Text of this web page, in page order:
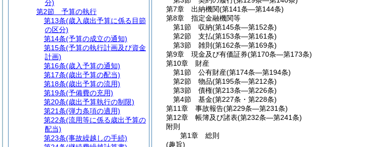
第7章
出納機関(第141条―第144条)
第8章
指定金融機関等
第1節
収納(第145条―第152条)
第2節
支払(第153条―第161条)
第3節
雑則 (第162条―第169条)
第9章
現金及び有価証券(第170条―第173条)
第10章
財産
第1節
公有財産(第174条―第194条)
第2節
物品(第195条―第212条)
第3節
債権(第213条―第226条)
第4節
基金(第227条・第228条)
第11章
事故報告(第229条―第231条)
第12章
帳簿及び諸表(第232条―第241条)
附則
第1章
総則
(趣旨)
分)
第2節
予算の執行
第13条(歳入歳出予算に係る目節
の区分)
第14条(予算の成立の通知)
第15条(予算の執行計画及び資金
計画)
第16条(歳入予算の通知)
第17条(歳出予算の配当)
第18条(歳出予算の流用)
第19条(予備費の充用)
第20条(歳出予算執行の制限)
第21条(弾力条項の適用)
第22条(流用等に係る歳出予算の
配当)
第23条(事故繰越しの手続)